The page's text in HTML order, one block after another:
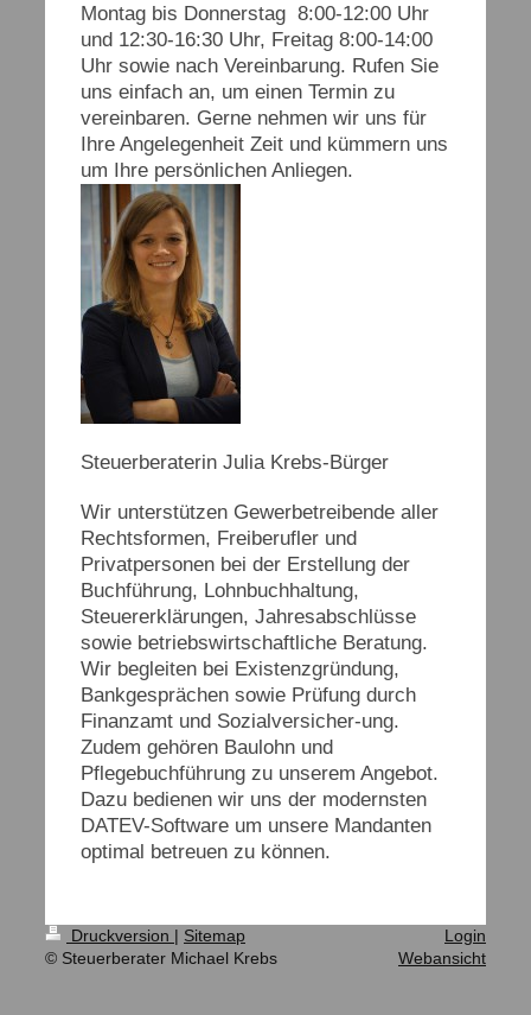
Montag bis Donnerstag 8:00-12:00 Uhr
und 12:30-16:30 Uhr, Freitag 8:00-14:00
Uhr sowie nach Vereinbarung. Rufen Sie
uns einfach an, um einen Termin zu
vereinbaren. Gerne nehmen wir uns für
Ihre Angelegenheit Zeit und kümmern uns
um Ihre persönlichen Anliegen.
Steuerberaterin Julia Krebs-Bürger
Wir unterstützen Gewerbetreibende aller
Rechtsformen, Freiberufler und
Privatpersonen bei der Erstellung der
Buchführung, Lohnbuchhaltung,
Steuererklärungen, Jahresabschlüsse
sowie betriebswirtschaftliche Beratung.
Wir begleiten bei Existenzgründung,
Bankgesprächen sowie Prüfung durch
Finanzamt und Sozialversicher-ung.
Zudem gehören Baulohn und
Pflegebuchführung zu unserem Angebot.
Dazu bedienen wir uns der modernsten
DATEV-Software um unsere Mandanten
optimal betreuen zu können.
Druckversion | Sitemap
© Steuerberater Michael Krebs
Login
Webansicht